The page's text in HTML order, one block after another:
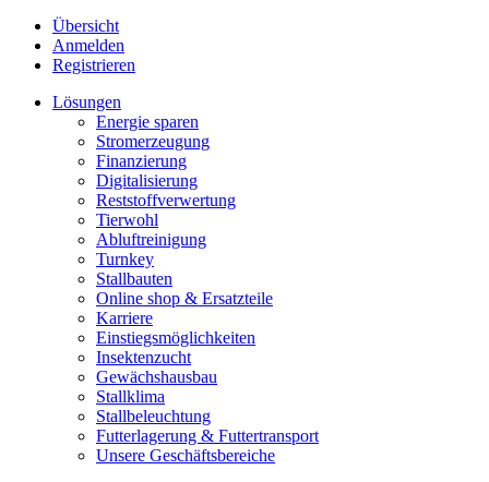
Übersicht
Anmelden
Registrieren
Lösungen
Energie sparen
Stromerzeugung
Finanzierung
Digitalisierung
Reststoffverwertung
Tierwohl
Abluftreinigung
Turnkey
Stallbauten
Online shop & Ersatzteile
Karriere
Einstiegsmöglichkeiten
Insektenzucht
Gewächshausbau
Stallklima
Stallbeleuchtung
Futterlagerung & Futtertransport
Unsere Geschäftsbereiche